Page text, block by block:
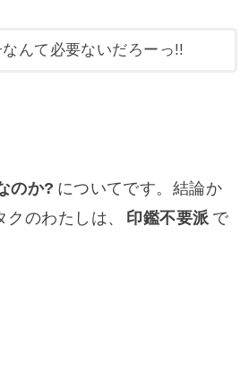
なんて必要ないだろーっ!!
のか? についてです。結論か
のわたしは、
印鑑不要派 で